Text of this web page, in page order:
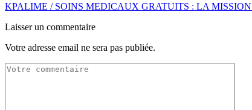
KPALIME / SOINS MEDICAUX GRATUITS : LA
Laisser un commentaire
Votre adresse email ne sera pas publiée.